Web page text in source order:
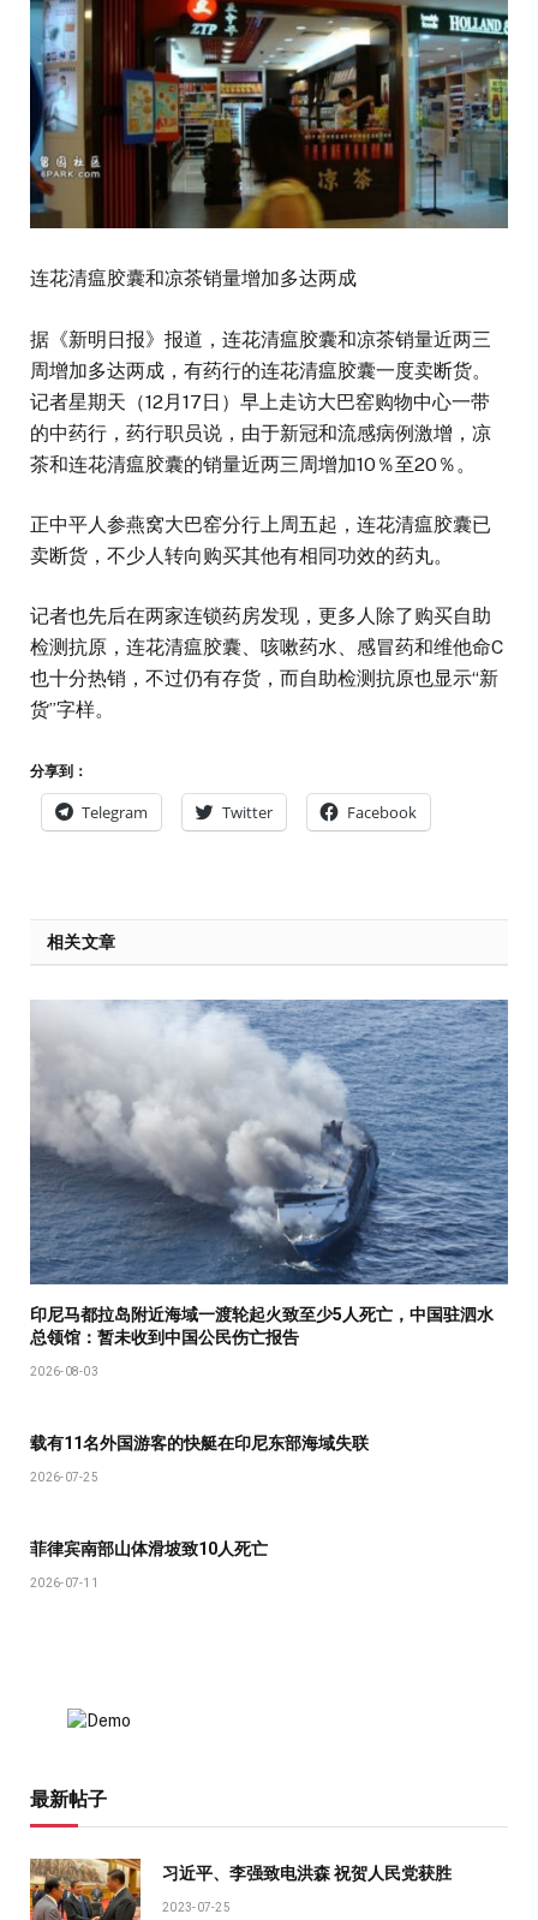
连花清瘟胶囊和凉茶销量增加多达两成
据《新明日报》报道，连花清瘟胶囊和凉茶销量近两三
周增加多达两成，有药行的连花清瘟胶囊一度卖断货。
记者星期天（12月17日）早上走访大巴窑购物中心一带
的中药行，药行职员说，由于新冠和流感病例激增，凉
茶和连花清瘟胶囊的销量近两三周增加10％至20％。
正中平人参燕窝大巴窑分行上周五起，连花清瘟胶囊已
卖断货，不少人转向购买其他有相同功效的药丸。
记者也先后在两家连锁药房发现，更多人除了购买自助
检测抗原，连花清瘟胶囊、咳嗽药水、感冒药和维他命C
也十分热销，不过仍有存货，而自助检测抗原也显示“新
货”字样。
分享到：
Telegram Twitter Facebook
相关文章
印尼马都拉岛附近海域一渡轮起火致至少5人死亡，中国驻泗水
总领馆：暂未收到中国公民伤亡报告
2026-08-03
载有11名外国游客的快艇在印尼东部海域失联
2026-07-25
菲律宾南部山体滑坡致10人死亡
2026-07-11
最新帖子
习近平、李强致电洪森 祝贺人民党获胜
2023-07-25